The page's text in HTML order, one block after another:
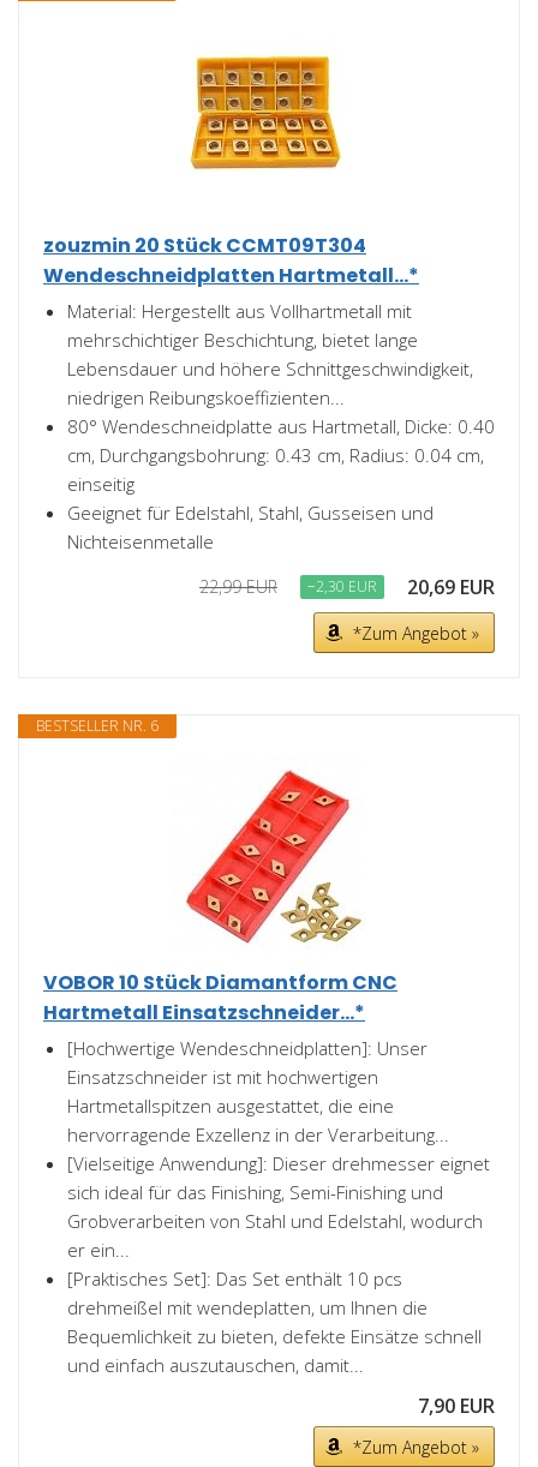
zouzmin 20 Stück CCMT09T304
Wendeschneidplatten Hartmetall...*
Material: Hergestellt aus Vollhartmetall mit
mehrschichtiger Beschichtung, bietet lange
Lebensdauer und höhere Schnittgeschwindigkeit,
niedrigen Reibungskoeffizienten...
80° Wendeschneidplatte aus Hartmetall, Dicke: 0.40
cm, Durchgangsbohrung: 0.43 cm, Radius: 0.04 cm,
einseitig
Geeignet für Edelstahl, Stahl, Gusseisen und
Nichteisenmetalle
22,99 EUR −2,30 EUR 20,69 EUR
*Zum Angebot »
BESTSELLER NR. 6
VOBOR 10 Stück Diamantform CNC
Hartmetall Einsatzschneider...*
[Hochwertige Wendeschneidplatten]: Unser
Einsatzschneider ist mit hochwertigen
Hartmetallspitzen ausgestattet, die eine
hervorragende Exzellenz in der Verarbeitung...
[Vielseitige Anwendung]: Dieser drehmesser eignet
sich ideal für das Finishing, Semi-Finishing und
Grobverarbeiten von Stahl und Edelstahl, wodurch
er ein...
[Praktisches Set]: Das Set enthält 10 pcs
drehmeißel mit wendeplatten, um Ihnen die
Bequemlichkeit zu bieten, defekte Einsätze schnell
und einfach auszutauschen, damit...
7,90 EUR
*Zum Angebot »